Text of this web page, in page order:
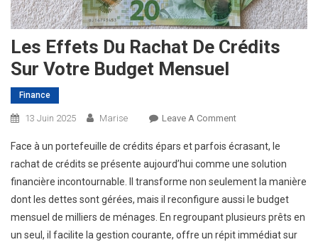
Les Effets Du Rachat De Crédits
Sur Votre Budget Mensuel
Finance
13 Juin 2025 Marise Leave A CommentOn
Effets
Du
Rachat
De
Crédits
Sur
Face à un portefeuille de crédits épars et parfois écrasant, le
rachat de crédits se présente aujourd’hui comme une solution
financière incontournable. Il transforme non seulement la manière
dont les dettes sont gérées, mais il reconfigure aussi le budget
mensuel de milliers de ménages. En regroupant plusieurs prêts en
un seul, il facilite la gestion courante, offre un répit immédiat sur